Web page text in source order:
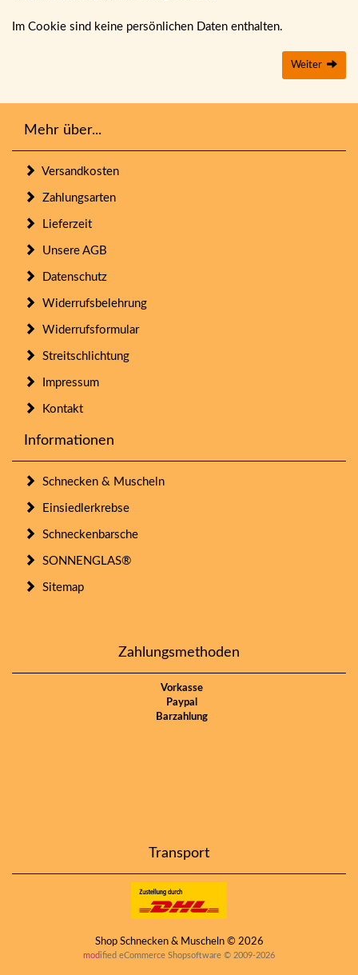
Im Cookie sind keine persönlichen Daten enthalten.
Weiter
Mehr über...
Versandkosten
Zahlungsarten
Lieferzeit
Unsere AGB
Datenschutz
Widerrufsbelehrung
Widerrufsformular
Streitschlichtung
Impressum
Kontakt
Informationen
Schnecken & Muscheln
Einsiedlerkrebse
Schneckenbarsche
SONNENGLAS®
Sitemap
Zahlungsmethoden
Vorkasse
Paypal
Barzahlung
Transport
Shop Schnecken & Muscheln © 2026
modified eCommerce Shopsoftware © 2009-2026